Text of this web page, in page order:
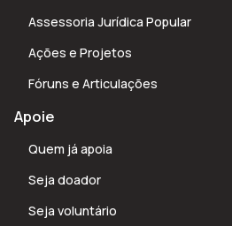
Assessoria Jurídica Popular
Ações e Projetos
Fóruns e Articulações
Apoie
Quem já apoia
Seja doador
Seja voluntário